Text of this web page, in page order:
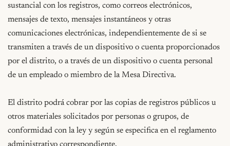
sustancial con los registros, como correos electrónicos,
mensajes de texto, mensajes instantáneos y otras
comunicaciones electrónicas, independientemente de si se
transmiten a través de un dispositivo o cuenta proporcionados
por el distrito, o a través de un dispositivo o cuenta personal
de un empleado o miembro de la Mesa Directiva.
El distrito podrá cobrar por las copias de registros públicos u
otros materiales solicitados por personas o grupos, de
conformidad con la ley y según se especifica en el reglamento